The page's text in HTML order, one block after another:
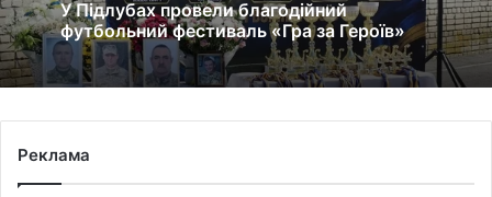
У Підлубах провели благодійний
футбольний фестиваль «Гра за Героїв»
Реклама